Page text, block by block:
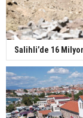
Salihli’de 16